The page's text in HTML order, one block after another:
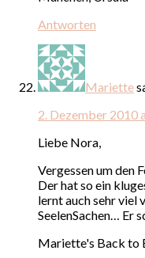
Antworten
Mariette
2. Dezember 2010
Liebe Nora,
Vergessen um den
Der hat so ein
lernt auch sehr viel
SeelenSachen… Er
Mariette's Back to